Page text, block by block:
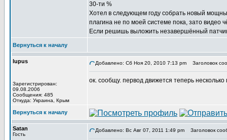
30-ти %
Хотел в следующем году собрать новый
плагина не по моей системе пока, зато видео
Если решишь выложить незавершённый
Вернуться к началу
lupus
Зарегистрирован:
09.08.2006
Сообщения: 485
Откуда: Украина, Крым
Добавлено: Сб Ноя 20, 2010 7:13 pm Заголовок
ок. сообщу. первод движется теперь
Вернуться к началу
Satan
Гость
Добавлено: Вс Авг 07, 2011 1:49 pm Заголовок